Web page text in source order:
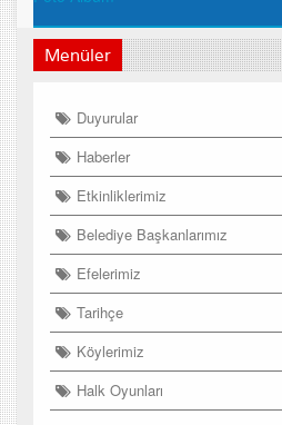
Menüler
Duyurular
Haberler
Etkinliklerimiz
Belediye Başkanlarımız
Efelerimiz
Tarihçe
Köylerimiz
Halk Oyunları